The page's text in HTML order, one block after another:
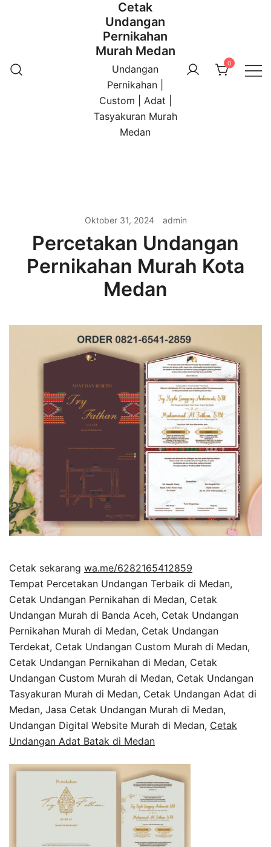
Cetak
Undangan
Pernikahan
Murah Medan
Undangan
Pernikahan |
Custom | Adat |
Tasyakuran Murah
Medan
0
Oktober 31, 2024 admin
Percetakan Undangan
Pernikahan Murah Kota
Medan
Cetak sekarang wa.me/6282165412859
Tempat Percetakan Undangan Terbaik di Medan,
Cetak Undangan Pernikahan di Medan, Cetak
Undangan Murah di Banda Aceh, Cetak Undangan
Pernikahan Murah di Medan, Cetak Undangan
Terdekat, Cetak Undangan Custom Murah di Medan,
Cetak Undangan Pernikahan di Medan, Cetak
Undangan Custom Murah di Medan, Cetak Undangan
Tasyakuran Murah di Medan, Cetak Undangan Adat di
Medan, Jasa Cetak Undangan Murah di Medan,
Undangan Digital Website Murah di Medan, Cetak
Undangan Adat Batak di Medan